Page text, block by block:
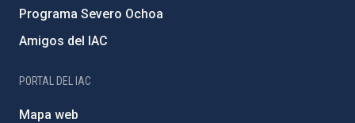
Programa Severo Ochoa
Amigos del IAC
PORTAL DEL IAC
Mapa web